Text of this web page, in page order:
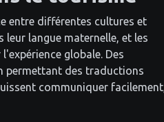
entre différentes cultures et
langue maternelle, et les
globale. Des
permettant des traductions
communiquer facilement,